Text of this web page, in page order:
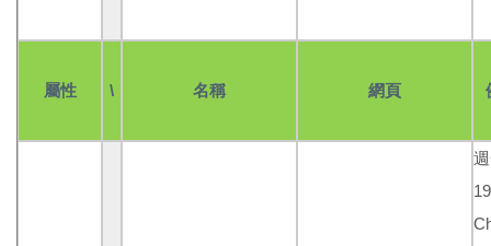
屬性 \ 名稱 網頁